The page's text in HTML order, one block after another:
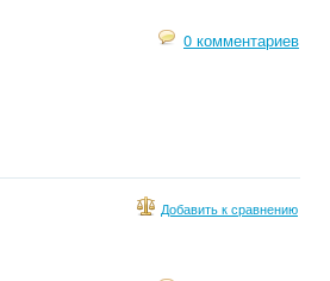
0 комментариев
Добавить к сравнению